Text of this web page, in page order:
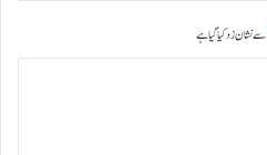
سے نشان زد کیا گیا ہے